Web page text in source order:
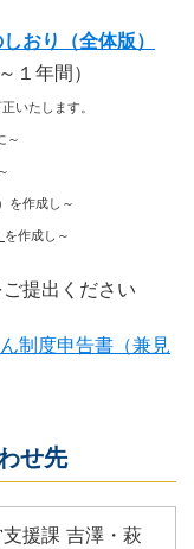
おり（全体版）
１年間）
いたします。
～
を作成し～
を作成し～
提出ください
制度申告書（兼見
せ先
援課 吉澤・萩